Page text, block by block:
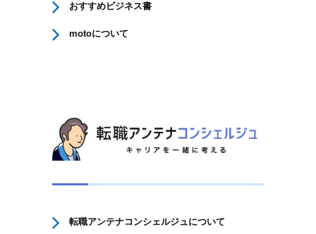
おすすめビジネス書
motoについて
転職アンテナコンシェルジュについて